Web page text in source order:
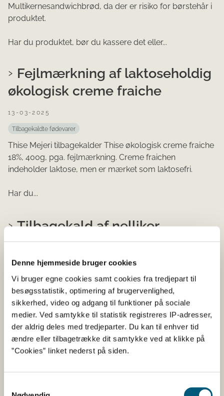
Denne hjemmeside bruger cookies
Vi bruger egne cookies samt cookies fra tredjepart til
besøgsstatistik, optimering af brugervenlighed,
sikkerhed, video og adgang til funktioner på sociale
medier. Ved samtykke til statistik registreres IP-adresser,
der aldrig deles med tredjeparter. Du kan til enhver tid
ændre eller tilbagetrække dit samtykke ved at klikke på
”Cookies” linket nederst på siden.
Multikernesandwichbrød, da der er risiko for børstehår i
produktet.
Har du produktet, bør du kassere det eller...
Fejlmærkning af laktoseholdig
økologisk creme fraiche
13-03-2025
Tilbagekaldte fødevarer
Thise Mejeri tilbagekalder Thise økologisk creme fraiche
18%, 400g, pga. fejlmærkning. Creme fraichen
indeholder laktose, men er mærket som laktosefri.
Har du...
Tilbagekald af nelliker
Tilbagekaldte fødevarer
Specialvarebutikker i hele landet tilbagekalder hele
nelliker, da der er fundet et for højt indhold af pesticidet
chlorpyrifos i produktet.
Partiet er pakket m...
Stegepander med afgivelse af
jern og mangan